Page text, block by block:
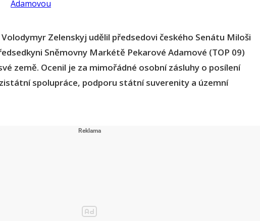
Zelenskyj udělil předsedovi českého Senátu Miloši
Sněmovny Markétě Pekarové Adamové (TOP 09)
země. Ocenil je za mimořádné osobní zásluhy o posílení
spolupráce, podporu státní suverenity a územní